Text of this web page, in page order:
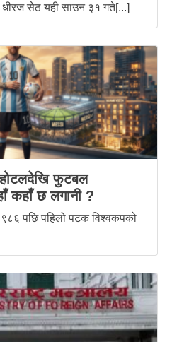
सेठ यही साउन ३१ गते[...]
होटलदेखि फुटबल
कहाँ छ लगानी ?
पछि पहिलो पटक विश्वकपको